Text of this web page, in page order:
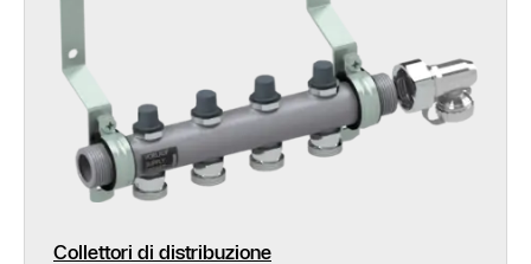
Collettori di distribuzione